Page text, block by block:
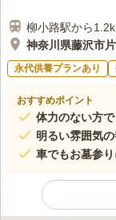
柳小路駅から
神奈川県藤沢市
永代供養プランあり
おすすめポイント
体力のない方
明るい雰囲気
車でもお墓参